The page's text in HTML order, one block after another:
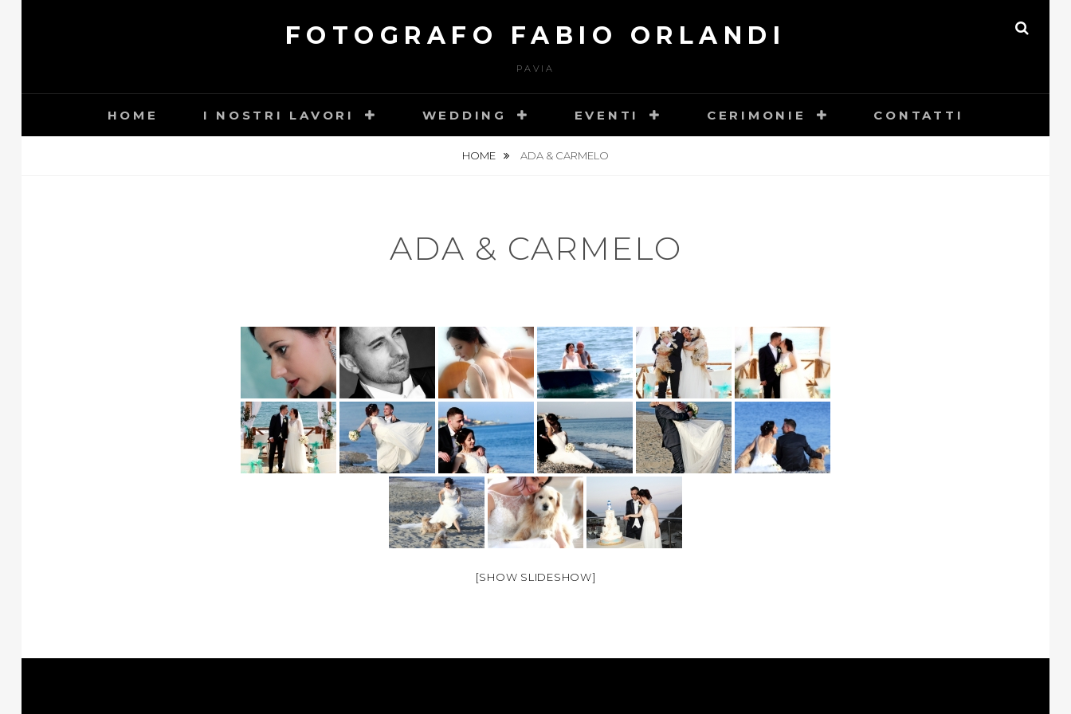
FOTOGRAFO FABIO ORLANDI
PAVIA
HOME I NOSTRI LAVORI WEDDING EVENTI CERIMONIE CONTATTI
HOME ADA & CARMELO
ADA & CARMELO
[SHOW SLIDESHOW]